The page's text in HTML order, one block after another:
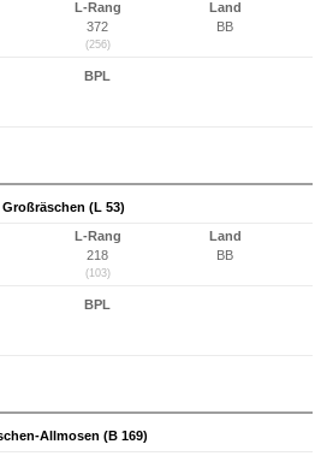
L-Rang
372
(256)
Land
BB
BPL
(L 53)
L-Rang
218
(103)
Land
BB
BPL
Allmosen (B 169)